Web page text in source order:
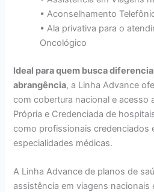
• Aconselhamento
• Ala privativa para o
Oncológico
Ideal para quem busca
abrangência, a Linha Advance
com cobertura nacional e acesso
Própria e Credenciada de
como profissionais credenciados
especialidades médicas.
A Linha Advance de planos de
assistência em viagens